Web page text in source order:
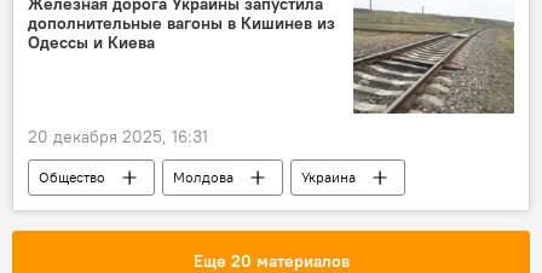
дополнительные вагоны в Кишинев из
Одессы и Киева
20 декабря 2025, 16:31
Общество Молдова
Украина
железная дорога
Еще 20 материалов